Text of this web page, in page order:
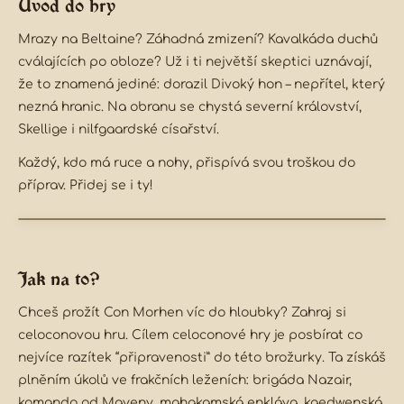
Úvod do hry
Mrazy na Beltaine? Záhadná zmizení? Kavalkáda duchů
cválajících po obloze? Už i ti největší skeptici uznávají,
že to znamená jediné: dorazil Divoký hon – nepřítel, který
nezná hranic. Na obranu se chystá severní království,
Skellige i nilfgaardské císařství.
Každý, kdo má ruce a nohy, přispívá svou troškou do
příprav. Přidej se i ty!
Jak na to?
Chceš prožít Con Morhen víc do hloubky? Zahraj si
celoconovou hru. Cílem celoconové hry je posbírat co
nejvíce razítek “připravenosti” do této brožurky. Ta získáš
plněním úkolů ve frakčních leženích: brigáda Nazair,